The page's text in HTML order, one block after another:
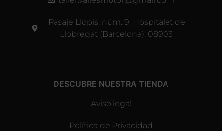
Pasaje Llopis, núm. 9, Hospitalet de
Llobregat (Barcelona), 08903
DESCUBRE NUESTRA TIENDA
Aviso legal
Política de Privacidad